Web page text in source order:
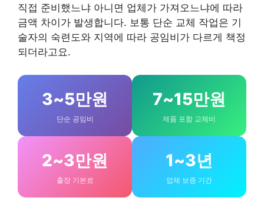
직접 준비했느냐 아니면 업체가 가져오느냐에 따라
금액 차이가 발생합니다. 보통 단순 교체 작업은 기
술자의 숙련도와 지역에 따라 공임비가 다르게 책정
되더라고요.
3~5만원
단순 공임비
7~15만원
제품 포함 교체비
2~3만원
출장 기본료
1~3년
업체 보증 기간